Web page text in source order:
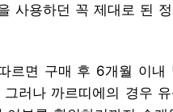
사용하던 꼭 제대로 된
르면 구매 후 6개월 이내
러나 까르띠에의 경우